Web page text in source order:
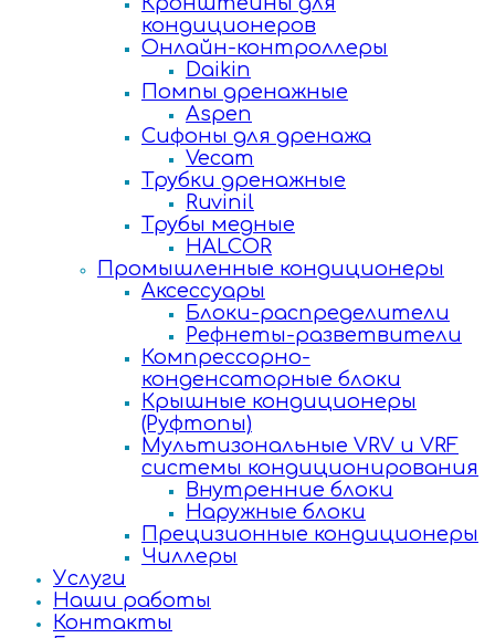
кондиционеров
Онлайн-контроллеры
Daikin
Помпы дренажные
Aspen
Сифоны для дренажа
Vecam
Трубки дренажные
Ruvinil
Трубы медные
HALCOR
Промышленные кондиционеры
Аксессуары
Блоки-распределители
Рефнеты-разветвители
Компрессорно-
конденсаторные блоки
Крышные кондиционеры
(Руфтопы)
Мультизональные VRV и VRF
системы кондиционирования
Внутренние блоки
Наружные блоки
Прецизионные кондиционеры
Чиллеры
Услуги
Наши работы
Контакты